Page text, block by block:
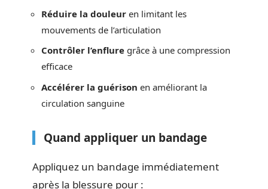
Réduire la douleur en limitant les
mouvements de l’articulation
Contrôler l’enflure grâce à une compression
efficace
Accélérer la guérison en améliorant la
circulation sanguine
Quand appliquer un bandage
Appliquez un bandage immédiatement
après la blessure pour :